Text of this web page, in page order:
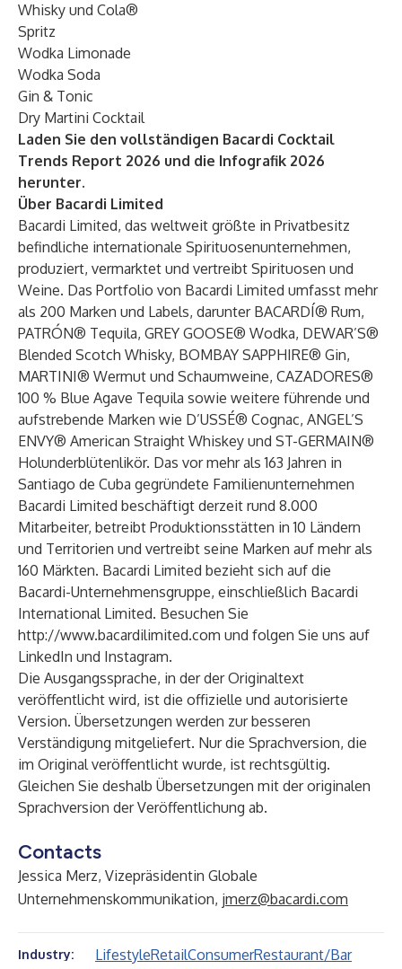
Whisky und Cola®
Spritz
Wodka Limonade
Wodka Soda
Gin & Tonic
Dry Martini Cocktail
Laden Sie den vollständigen Bacardi Cocktail
Trends Report 2026 und die Infografik 2026
herunter.
Über Bacardi Limited
Bacardi Limited, das weltweit größte in Privatbesitz
befindliche internationale Spirituosenunternehmen,
produziert, vermarktet und vertreibt Spirituosen und
Weine. Das Portfolio von Bacardi Limited umfasst mehr
als 200 Marken und Labels, darunter BACARDÍ® Rum,
PATRÓN® Tequila, GREY GOOSE® Wodka, DEWAR’S®
Blended Scotch Whisky, BOMBAY SAPPHIRE® Gin,
MARTINI® Wermut und Schaumweine, CAZADORES®
100 % Blue Agave Tequila sowie weitere führende und
aufstrebende Marken wie D’USSÉ® Cognac, ANGEL’S
ENVY® American Straight Whiskey und ST-GERMAIN®
Holunderblütenlikör. Das vor mehr als 163 Jahren in
Santiago de Cuba gegründete Familienunternehmen
Bacardi Limited beschäftigt derzeit rund 8.000
Mitarbeiter, betreibt Produktionsstätten in 10 Ländern
und Territorien und vertreibt seine Marken auf mehr als
160 Märkten. Bacardi Limited bezieht sich auf die
Bacardi-Unternehmensgruppe, einschließlich Bacardi
International Limited. Besuchen Sie
http://www.bacardilimited.com und folgen Sie uns auf
LinkedIn und Instagram.
Die Ausgangssprache, in der der Originaltext
veröffentlicht wird, ist die offizielle und autorisierte
Version. Übersetzungen werden zur besseren
Verständigung mitgeliefert. Nur die Sprachversion, die
im Original veröffentlicht wurde, ist rechtsgültig.
Gleichen Sie deshalb Übersetzungen mit der originalen
Sprachversion der Veröffentlichung ab.
Contacts
Jessica Merz, Vizepräsidentin Globale
Unternehmenskommunikation, jmerz@bacardi.com
Industry: LifestyleRetailConsumerRestaurant/Bar